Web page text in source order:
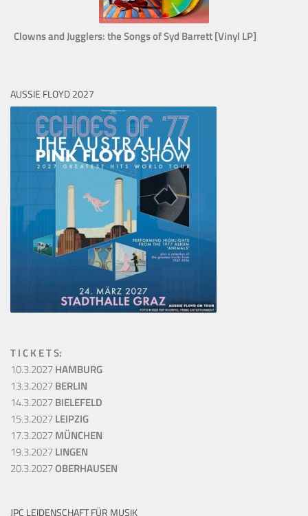
Clowns and Jugglers: the Songs of Syd Barrett [Vinyl LP]
AUSSIE FLOYD 2027
T I C K E T S:
10.3.2027HAMBURG
13.3.2027BERLIN
14.3.2027BIELEFELD
15.3.2027LEIPZIG
17.3.2027MÜNCHEN
19.3.2027LINGEN
20.3.2027OBERHAUSEN
JPC LEIDENSCHAFT FÜR MUSIK